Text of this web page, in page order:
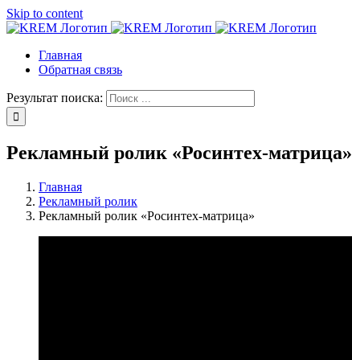
Skip to content
Главная
Обратная связь
Результат поиска:
Рекламный ролик «Росинтех-матрица»
Главная
Рекламный ролик
Рекламный ролик «Росинтех-матрица»